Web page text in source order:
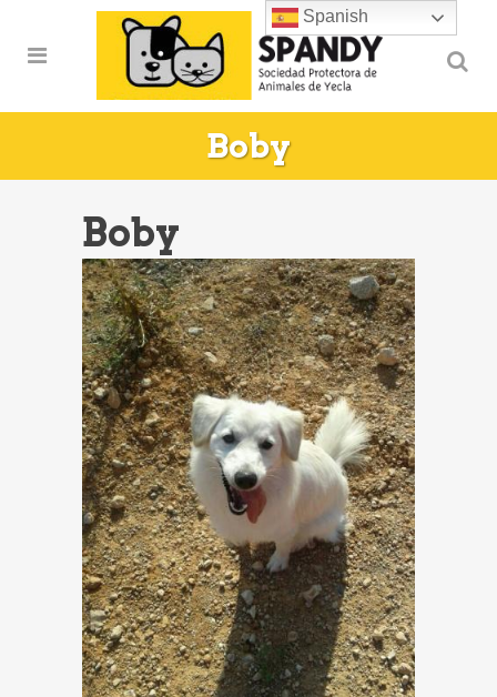
Boby
Boby
Spanish